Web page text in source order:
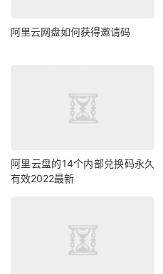
阿里云网盘如何获得邀请码
阿里云盘的14个内部兑换码永久
有效2022最新